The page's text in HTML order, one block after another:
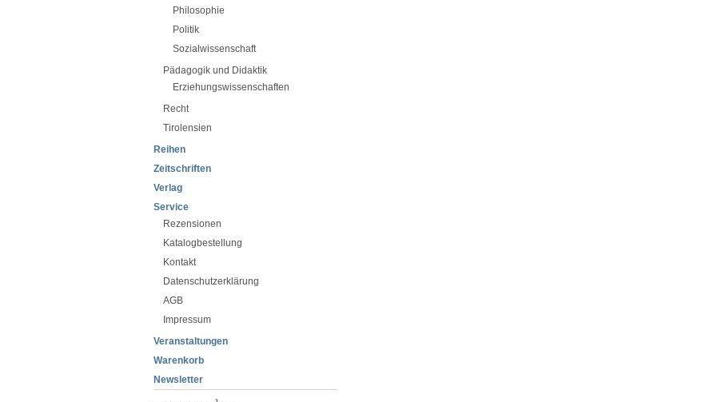
Philosophie
Politik
Sozialwissenschaft
Pädagogik und Didaktik
Erziehungswissenschaften
Recht
Tirolensien
Reihen
Zeitschriften
Verlag
Service
Rezensionen
Katalogbestellung
Kontakt
Datenschutzerklärung
AGB
Impressum
Veranstaltungen
Warenkorb
Newsletter